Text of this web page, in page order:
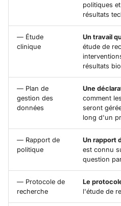
politiques
résultats
— Étude
clinique
Un travail
étude de
résultats
— Plan de
gestion des
données
Une
comment
seront
long d'un
— Rapport de
politique
Un rapport
est connu
question
— Protocole de
recherche
Le
l'étude de